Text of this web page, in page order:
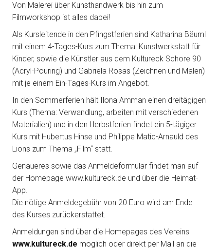
Von Malerei über Kunsthandwerk bis hin zum
Filmworkshop ist alles dabei!
Als Kursleitende in den Pfingstferien sind Katharina Bäuml
mit einem 4-Tages-Kurs zum Thema: Kunstwerkstatt für
Kinder, sowie die Künstler aus dem Kultureck Schore 90
(Acryl-Pouring) und Gabriela Rosas (Zeichnen und Malen)
mit je einem Ein-Tages-Kurs im Angebot.
In den Sommerferien hält Ilona Amman einen dreitägigen
Kurs (Thema: Verwandlung, arbeiten mit verschiedenen
Materialien) und in den Herbstferien findet ein 5-tägiger
Kurs mit Hubertus Hinse und Philippe Matic-Arnauld des
Lions zum Thema „Film“ statt.
Genaueres sowie das Anmeldeformular findet man auf
der Homepage www.kultureck.de und über die Heimat-
App.
Die nötige Anmeldegebühr von 20 Euro wird am Ende
des Kurses zurückerstattet.
Anmeldungen sind über die Homepages des Vereins
www.kultureck.de möglich oder direkt per Mail an die